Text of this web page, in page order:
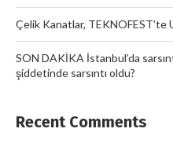
Çelik Kanatlar, TEKNOFEST’te
SON DAKİKA İstanbul’da
şiddetinde sarsıntı oldu?
Recent Comments